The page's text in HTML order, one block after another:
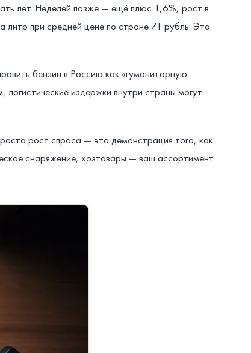
лет. Неделей позже — ещё плюс 1,6%, рост в
при средней цене по стране 71 рубль. Это
бензин в Россию как «гуманитарную
издержки внутри страны могут
рост спроса — это демонстрация того, как
снаряжение, хозтовары — ваш ассортимент